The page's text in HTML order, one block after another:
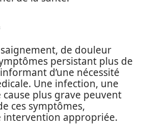
de douleur
persistant plus de
d’une nécessité
Une infection, une
cause plus grave peuvent
ces symptômes,
intervention appropriée.